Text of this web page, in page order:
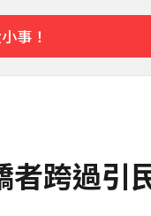
事！
「暗沉皺褶」本人
者跨過